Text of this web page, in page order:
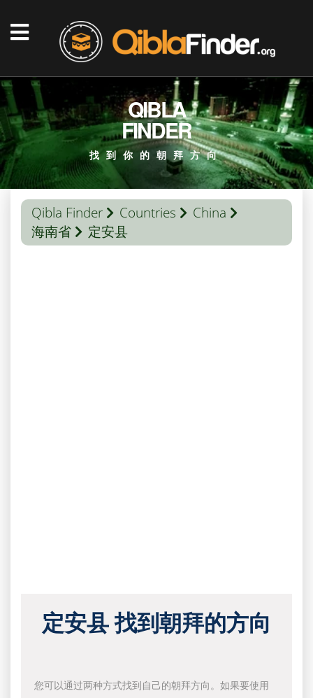
QIBLA
FINDER
找到你的朝拜方向
Qibla Finder Countries
China
海南省
定安县
定安县 找到朝拜的方向
您可以通过两种方式找到自己的朝拜方向。如果要使用